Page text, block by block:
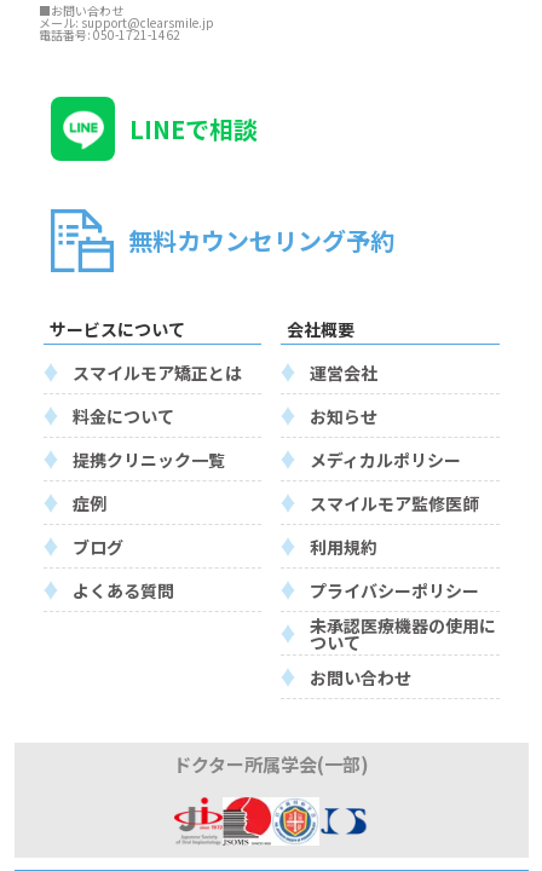
■お問い合わせ
メール: support@clearsmile.jp
電話番号: 050-1721-1462
LINEで相談
無料カウンセリング予約
サービスについて
スマイルモア矯正とは
料金について
提携クリニック一覧
症例
ブログ
よくある質問
会社概要
運営会社
お知らせ
メディカルポリシー
スマイルモア監修医師
利用規約
プライバシーポリシー
未承認医療機器の使用に
ついて
お問い合わせ
ドクター所属学会(一部)